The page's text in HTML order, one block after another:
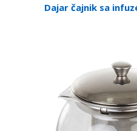
Dajar čajnik sa